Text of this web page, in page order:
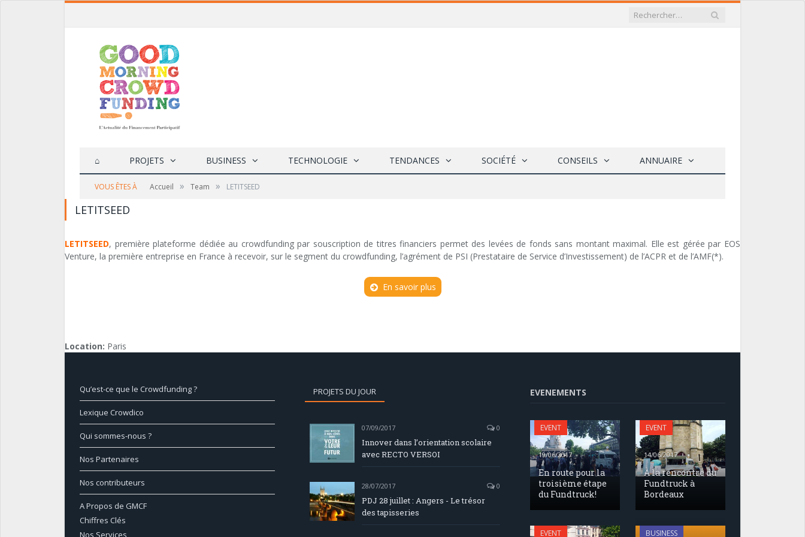
⌂ PROJETS BUSINESS TECHNOLOGIE TENDANCES SOCIÉTÉ CONSEILS ANNUAIRE
VOUS ÊTES À Accueil » Team » LETITSEED
LETITSEED
LETITSEED, première plateforme dédiée au crowdfunding par souscription de titres financiers permet des levées de fonds sans montant maximal. Elle est gérée par EOS
Venture, la première entreprise en France à recevoir, sur le segment du crowdfunding, l’agrément de PSI (Prestataire de Service d’Investissement) de l’ACPR et de l’AMF(*).
En savoir plus
Location: Paris
Qu’est-ce que le Crowdfunding ?
Lexique Crowdico
Qui sommes-nous ?
Nos Partenaires
Nos contributeurs
A Propos de GMCF
Chiffres Clés
Nos Services
PROJETS DU JOUR
07/09/2017 0
Innover dans l’orientation scolaire
avec RECTO VERSOI
28/07/2017 0
PDJ 28 juillet : Angers - Le trésor
des tapisseries
EVENEMENTS
EVENT
19/06/2017
En route pour la
troisième étape
du Fundtruck!
EVENT
14/06/2017
À la rencontre du
Fundtruck à
Bordeaux
EVENT BUSINESS
17/05/2017